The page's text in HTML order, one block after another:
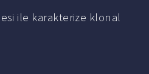
ile karakterize klonal